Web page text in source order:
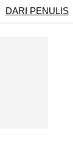
DARI PENULIS